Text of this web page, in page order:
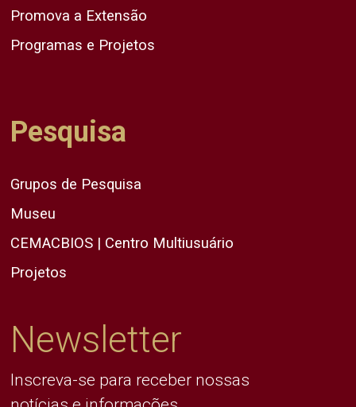
Promova a Extensão
Programas e Projetos
Pesquisa
Grupos de Pesquisa
Museu
CEMACBIOS | Centro Multiusuário
Projetos
Newsletter
Inscreva-se para receber nossas